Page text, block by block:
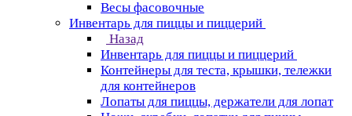
Весы фасовочные
Инвентарь для пиццы и пиццерий
Назад
Инвентарь для пиццы и пиццерий
Контейнеры для теста, крышки, тележки
для контейнеров
Лопаты для пиццы, держатели для лопат